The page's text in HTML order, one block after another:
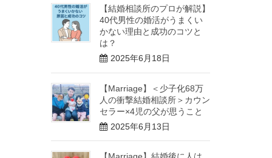
【結婚相談所のプロが解説】
40代男性の婚活がうまくい
かない理由と成功のコツと
は？
2025年6月18日
【Marriage】＜少子化68万
人の衝撃結婚相談所＞カウン
セラー×4児の父が思うこと
2025年6月13日